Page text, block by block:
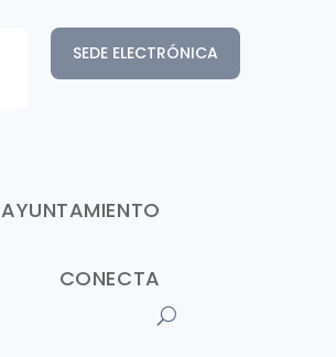
SEDE ELECTRÓNICA
AYUNTAMIENTO
CONECTA